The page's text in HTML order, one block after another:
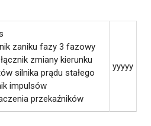
zaniku fazy 3 fazowy
zmiany kierunku
silnika prądu stałego
impulsów
przekaźników
yyyyy